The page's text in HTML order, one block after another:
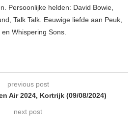
Persoonlijke helden: David Bowie,
Talk Talk. Eeuwige liefde aan Peuk,
Whispering Sons.
previous post
Air 2024, Kortrijk (09/08/2024)
next post